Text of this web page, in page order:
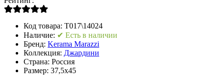
Код товара: T017\14024
Наличие: ✔ Есть в наличии
Бренд: Kerama Marazzi
Коллекция: Джардини
Страна: Россия
Размер: 37,5x45